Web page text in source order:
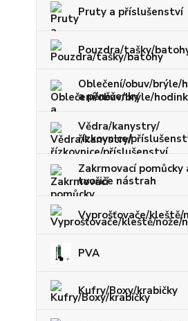
Pruty a příslušenství
Pouzdra/tašky/
Oblečení/obuv/brýle/
a pěněženky
Vědra/kanystry/
řízkovnice/
Zakrmovací pomůcky
tvořiče nástrah
Vyprošťovače/kleště/
PVA
Kufry/Boxy/krabičky